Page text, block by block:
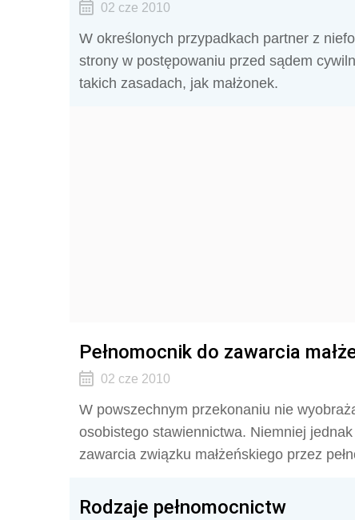
02 cze 2010
W określonych przypadkach partner z
strony w postępowaniu przed sądem
takich zasadach, jak małżonek.
Pełnomocnik do zawarcia
02 cze 2010
W powszechnym przekonaniu nie
osobistego stawiennictwa. Niemniej
zawarcia związku małżeńskiego przez
Rodzaje pełnomocnictw